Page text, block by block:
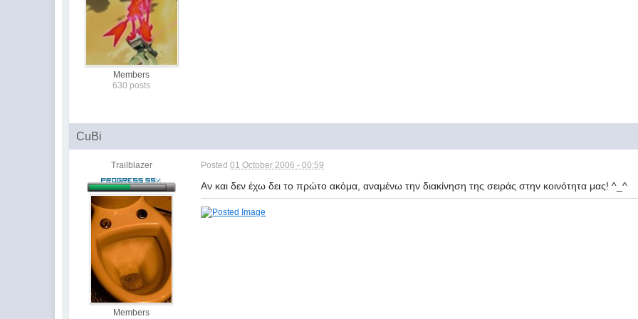
Members
630 posts
CuBi
Trailblazer
Members
Posted01 October 2006 - 00:59
Αν και δεν έχω δει το πρώτο ακόμα, αναμένω την διακίνηση της σειράς στην κοινότητα μας! ^_^